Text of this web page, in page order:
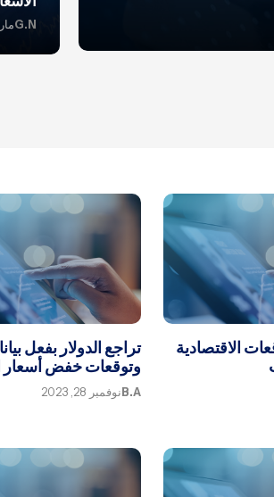
G.Nمارس
الاقتصادية
تراجع الدولار بفعل
وتوقعات خفض أسعار
B.Aنوفمبر 28, 2023